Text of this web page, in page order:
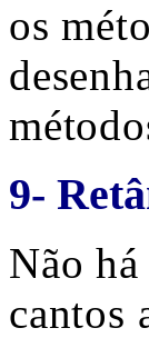
os
9-
Não
cantos